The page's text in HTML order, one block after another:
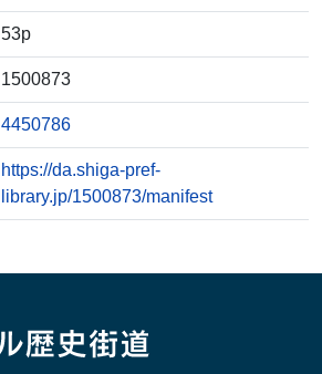
53p
1500873
4450786
https://da.shiga-pref-
library.jp/1500873/manifest